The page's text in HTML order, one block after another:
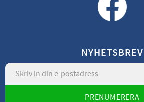
NYHETSBREV
PRENUMERERA